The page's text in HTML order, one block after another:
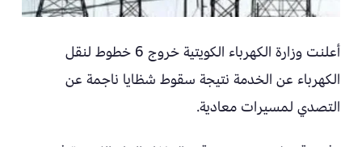
أعلنت وزارة الكهرباء الكويتية خروج 6 خطوط لنقل
الكهرباء عن الخدمة نتيجة سقوط شظايا ناجمة عن
التصدي لمسيرات معادية.